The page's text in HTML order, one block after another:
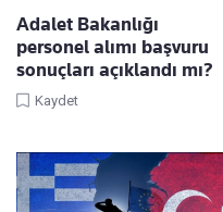
Adalet Bakanlığı
personel alımı başvuru
sonuçları açıklandı mı?
Kaydet